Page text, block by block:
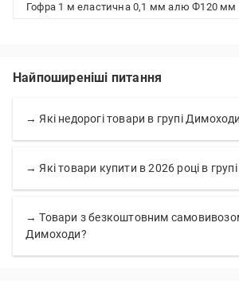
Гофра 1 м еластична 0,1 мм алю Ф120 мм
Найпоширеніші питання
→ Які недорогі товари в групі
→ Які товари купити в 2026 році в
→ Товари з безкоштовним
Димоходи?